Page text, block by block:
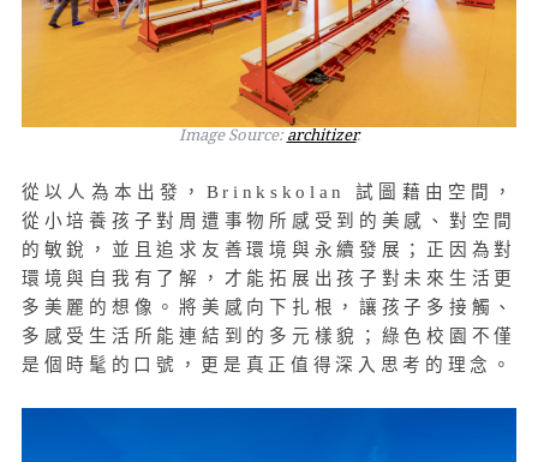
Image Source:architizer.
從以人為本出發，Brinkskolan 試圖藉由空間，
從小培養孩子對周遭事物所感受到的美感、對空間
的敏銳，並且追求友善環境與永續發展；正因為對
環境與自我有了解，才能拓展出孩子對未來生活更
多美麗的想像。將美感向下扎根，讓孩子多接觸、
多感受生活所能連結到的多元樣貌；綠色校園不僅
是個時髦的口號，更是真正值得深入思考的理念。